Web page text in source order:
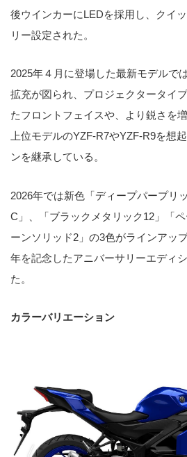
後ウインカーにLEDを採用し、クイ
リー設定された。
2025年４月に登場した最新モデルで
拡充が図られ、プロジェクタータイ
たフロントフェイスや、より鋭さを
上位モデルのYZF-R7やYZF-R9を想
ンを継承している。
2026年では新色「ディープパープリ
C」、「ブラックメタリック12」「
ーンソリッド2」の3色がラインアッ
年を記念したアニバーサリーエディ
た。
カラーバリエーション